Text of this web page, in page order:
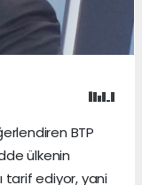
BTP
ülkenin
tarif ediyor, yani